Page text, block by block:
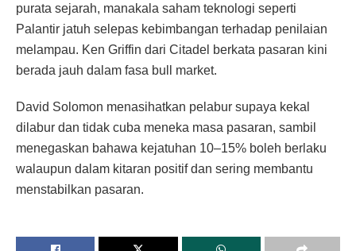
purata sejarah, manakala saham teknologi seperti
Palantir jatuh selepas kebimbangan terhadap penilaian
melampau. Ken Griffin dari Citadel berkata pasaran kini
berada jauh dalam fasa bull market.
David Solomon menasihatkan pelabur supaya kekal
dilabur dan tidak cuba meneka masa pasaran, sambil
menegaskan bahawa kejatuhan 10–15% boleh berlaku
walaupun dalam kitaran positif dan sering membantu
menstabilkan pasaran.